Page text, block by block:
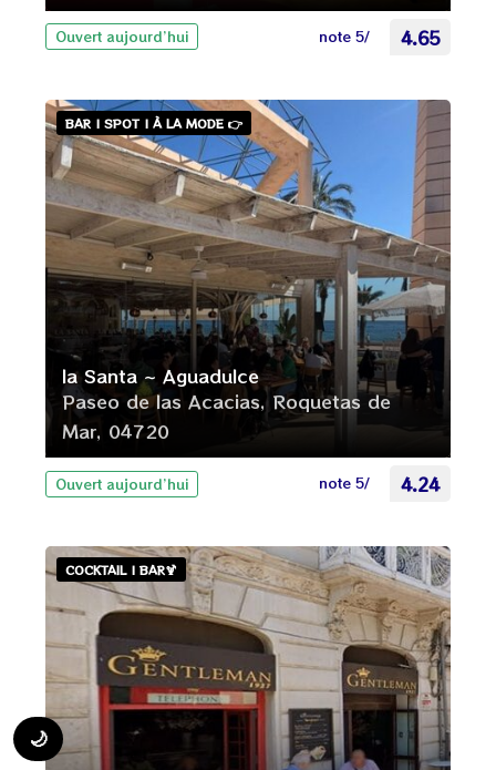
🌙
Ouvert aujourd’hui note 5/ 4.65
BAR | SPOT | À LA MODE 👉
la Santa ~ Aguadulce
Paseo de las Acacias, Roquetas de
Mar, 04720
Ouvert aujourd’hui note 5/ 4.24
COCKTAIL | BAR🍹
📊 recherche